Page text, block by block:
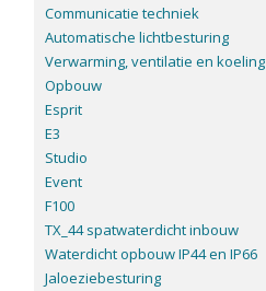
Communicatie techniek
Automatische lichtbesturing
Verwarming, ventilatie en koeling
Opbouw
Esprit
E3
Studio
Event
F100
TX_44 spatwaterdicht inbouw
Waterdicht opbouw IP44 en IP66
Jaloeziebesturing